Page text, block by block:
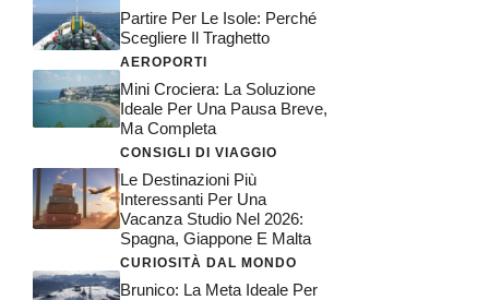
Partire Per Le Isole: Perché
Scegliere Il Traghetto
AEROPORTI
Mini Crociera: La Soluzione
Ideale Per Una Pausa Breve,
Ma Completa
CONSIGLI DI VIAGGIO
Le Destinazioni Più
Interessanti Per Una
Vacanza Studio Nel 2026:
Spagna, Giappone E Malta
CURIOSITÀ DAL MONDO
Brunico: La Meta Ideale Per